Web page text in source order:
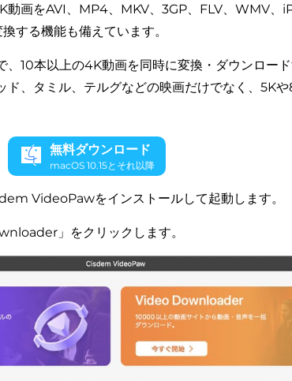
動画をAVI、MP4、MKV、3GP、FLV、WMV
する機能も備えています。
、10本以上の4K動画を同時に変換・ダウンロー
ド、タミル、テルグなどの映画だけでなく、5K
無料ダウンロード
macOS 10.15とそれ以降
VideoPawをインストールして起動します。
」をクリックします。